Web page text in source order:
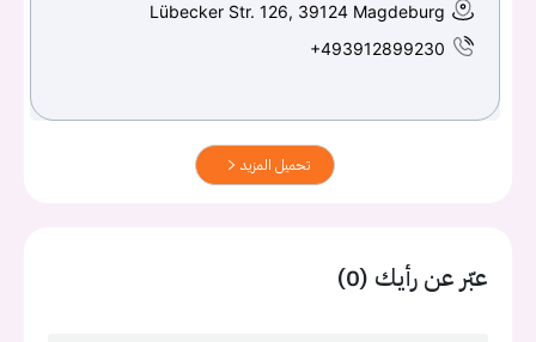
Lübecker Str. 126, 39124 Magdeburg
+493912899230
تحميل المزيد
عبّر عن رأيك (0)